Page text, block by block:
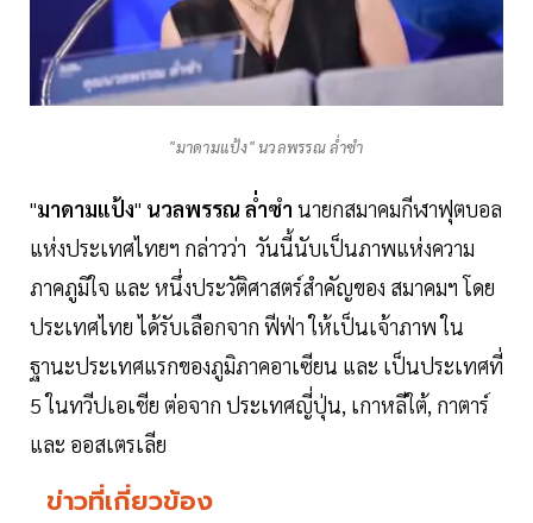
"มาดามแป้ง" นวลพรรณ ล่ำซำ
"มาดามแป้ง" นวลพรรณ ล่ำซำ นายกสมาคมกีฬาฟุตบอล
แห่งประเทศไทยฯ กล่าวว่า วันนี้นับเป็นภาพแห่งความ
ภาคภูมิใจ และ หนึ่งประวัติศาสตร์สำคัญของ สมาคมฯ โดย
ประเทศไทย ได้รับเลือกจาก ฟีฟ่า ให้เป็นเจ้าภาพ ใน
ฐานะประเทศแรกของภูมิภาคอาเซียน และ เป็นประเทศที่
5 ในทวีปเอเชีย ต่อจาก ประเทศญี่ปุ่น, เกาหลีใต้, กาตาร์
และ ออสเตรเลีย
ข่าวที่เกี่ยวข้อง